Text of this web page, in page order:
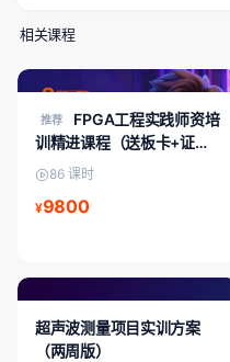
相关课程
推荐
FPGA工程实践师资培
训精进课程（送板卡+证
书）86 课时
¥9800
超声波测量项目实训方案
（两周版）